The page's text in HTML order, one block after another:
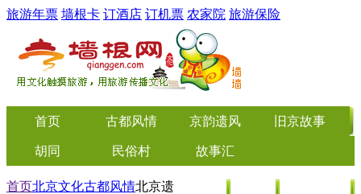
旅游年票 墙根卡 订酒店 订机票 农家院 旅游保险
首页 古都风情 京韵遗风 旧京故事
胡同 民俗村 故事汇
首页北京文化古都风情北京遗